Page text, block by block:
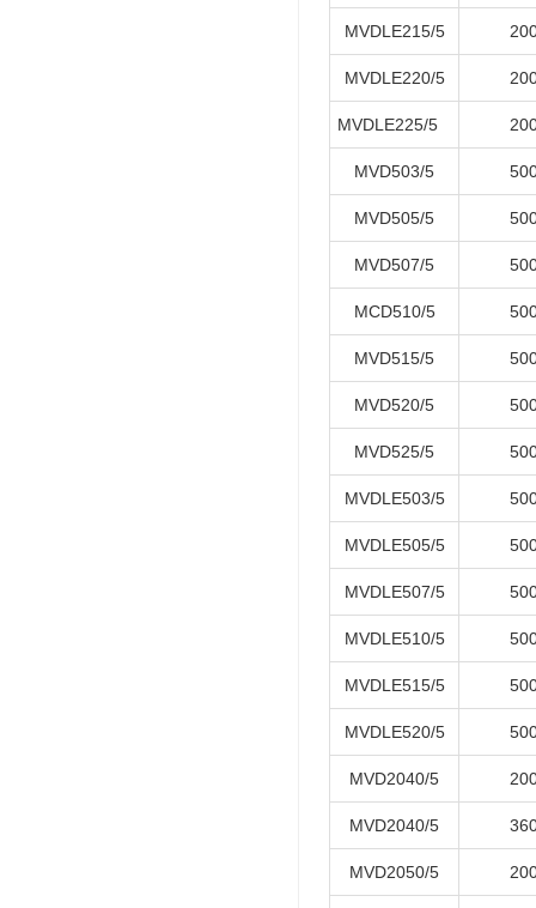
MVDLE215/5
MVDLE220/5
MVDLE225/5
MVD503/5
MVD505/5
MVD507/5
MCD510/5
MVD515/5
MVD520/5
MVD525/5
MVDLE503/5
MVDLE505/5
MVDLE507/5
MVDLE510/5
MVDLE515/5
MVDLE520/5
MVD2040/5
MVD2040/5
MVD2050/5